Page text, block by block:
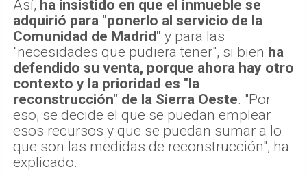
Así, ha insistido en que el inmueble se
adquirió para "ponerlo al servicio de la
Comunidad de Madrid" y para las
"necesidades que pudiera tener", si bien ha
defendido su venta, porque ahora hay otro
contexto y la prioridad es "la
reconstrucción" de la Sierra Oeste. "Por
eso, se decide el que se puedan emplear
esos recursos y que se puedan sumar a lo
que son las medidas de reconstrucción", ha
explicado.